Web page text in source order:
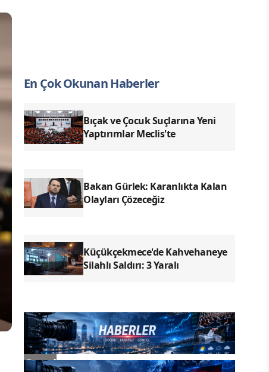
En Çok Okunan Haberler
Bıçak ve Çocuk Suçlarına Yeni
Yaptırımlar Meclis'te
Bakan Gürlek: Karanlıkta Kalan
Olayları Çözeceğiz
Küçükçekmece'de Kahvehaneye
Silahlı Saldırı: 3 Yaralı
Genel